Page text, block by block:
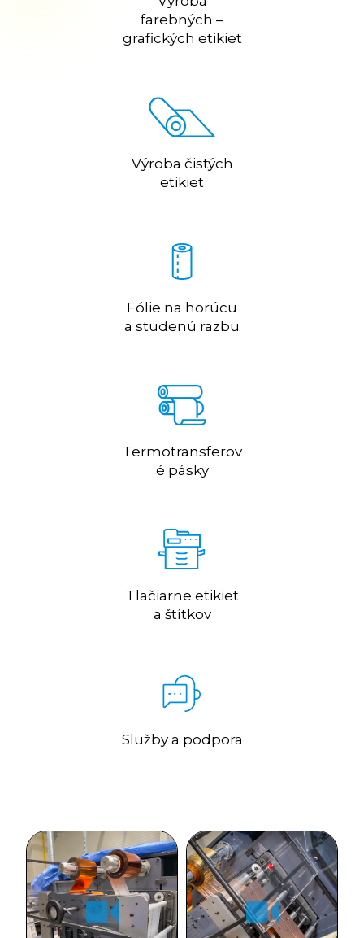
farebných –
grafických etikiet
Výroba čistých
etikiet
Fólie na horúcu
a studenú razbu
Termotransferov
é pásky
Tlačiarne etikiet
a štítkov
Služby a podpora